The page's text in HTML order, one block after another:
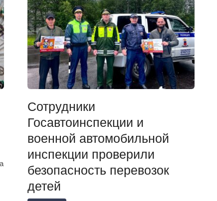
Сотрудники
Госавтоинспекции и
военной автомобильной
инспекции проверили
безопасность перевозок
детей